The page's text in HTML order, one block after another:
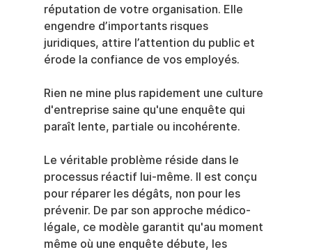
réputation de votre organisation. Elle
engendre d’importants risques
juridiques, attire l’attention du public et
érode la confiance de vos employés.
Rien ne mine plus rapidement une culture
d'entreprise saine qu'une enquête qui
paraît lente, partiale ou incohérente.
Le véritable problème réside dans le
processus réactif lui-même. Il est conçu
pour réparer les dégâts, non pour les
prévenir. De par son approche médico-
légale, ce modèle garantit qu'au moment
même où une enquête débute, les